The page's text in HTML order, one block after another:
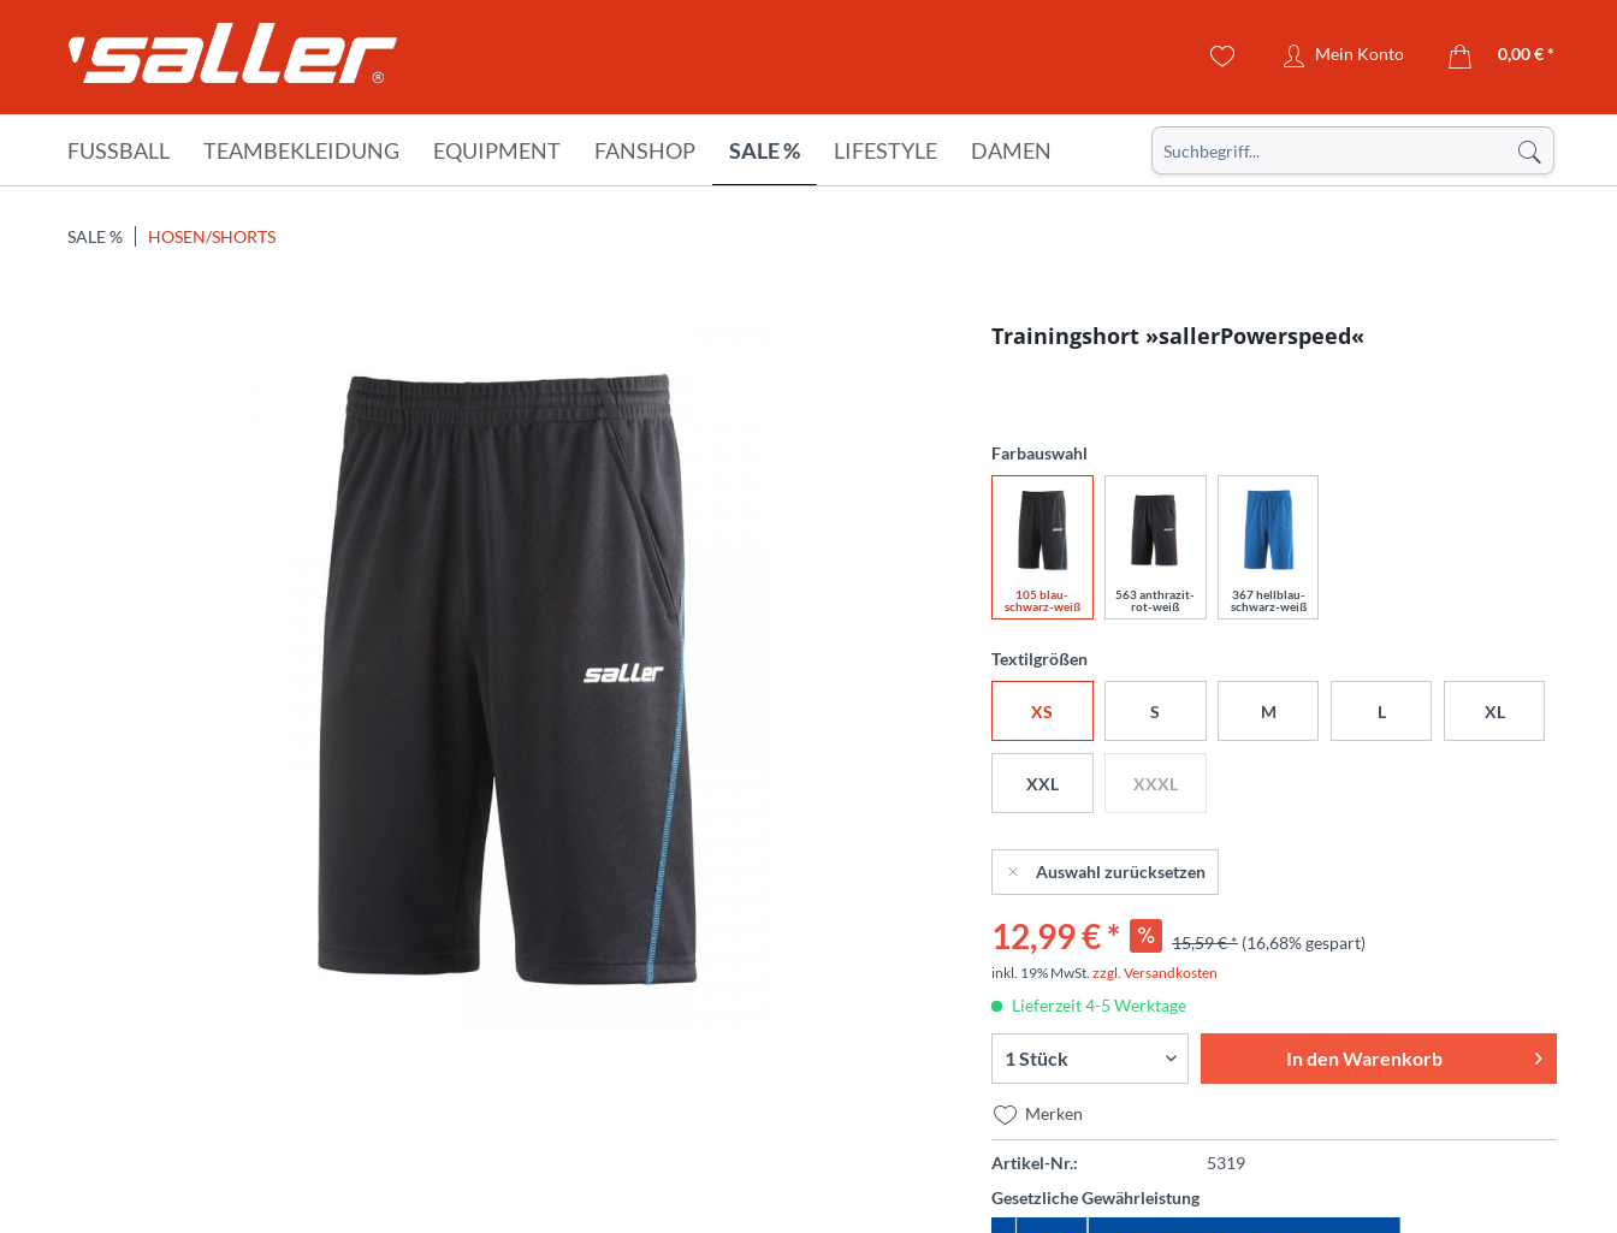
Mein Konto 0,00 € *
FUSSBALL TEAMBEKLEIDUNG EQUIPMENT FANSHOP SALE % LIFESTYLE DAMEN
SALE % HOSEN/SHORTS
Trainingshort »sallerPowerspeed«
Farbauswahl
105 blau-
schwarz-weiß
563 anthrazit-
rot-weiß
367 hellblau-
schwarz-weiß
Textilgrößen
XS S M L XL
XXL XXXL
Auswahl zurücksetzen
12,99 € * 15,59 € * (16,68% gespart)
inkl. 19% MwSt. zzgl. Versandkosten
Lieferzeit 4-5 Werktage
In denWarenkorb
Merken
Artikel-Nr.:
5319
Gesetzliche Gewährleistung